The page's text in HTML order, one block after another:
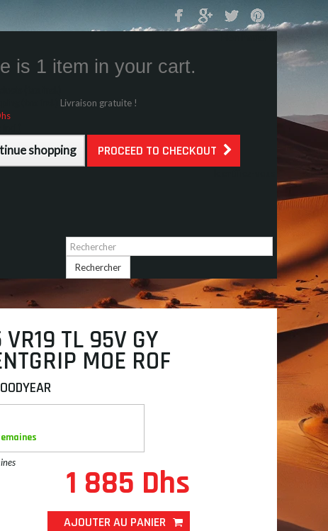
is 1 item in your cart.
Livraison gratuite !
shopping PROCEED TO CHECKOUT
Rechercher
TL 95V GY
MOE ROF
1 885 Dhs
AJOUTER AU PANIER